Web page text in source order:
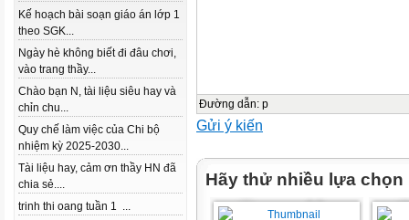
Kế hoạch bài soạn giáo án lớp 1
theo SGK...
Ngày hè không biết đi đâu chơi,
vào trang thầy...
Chào bạn N, tài liệu siêu hay và
chỉn chu...
Quy chế làm việc của Chi bộ
nhiệm kỳ 2025-2030...
Tài liệu hay, cảm ơn thầy HN đã
chia sẻ....
trinh thi oang tuần 1 ...
Đường dẫn: p
Gửi ý kiến
Hãy thử nhiều lựa chọn